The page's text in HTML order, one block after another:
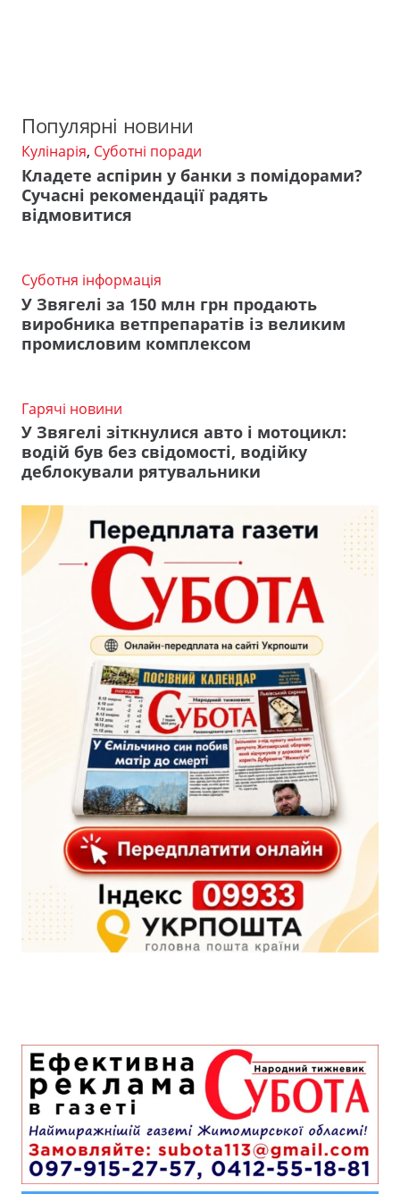
Популярні новини
Кулінарія, Суботні поради
Кладете аспірин у банки з помідорами?
Сучасні рекомендації радять
відмовитися
Суботня інформація
У Звягелі за 150 млн грн продають
виробника ветпрепаратів із великим
промисловим комплексом
Гарячі новини
У Звягелі зіткнулися авто і мотоцикл:
водій був без свідомості, водійку
деблокували рятувальники